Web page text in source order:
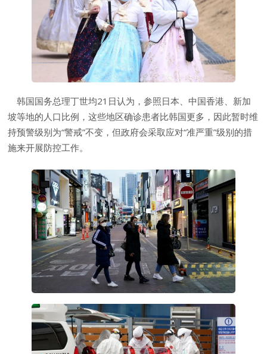
韩国国务总理丁世均21日认为，参照日本、中国香港、新加
坡等地的人口比例，这些地区确诊患者比韩国更多，因此暂时维
持预警级别为“警戒”不变，但政府会采取应对“准严重”级别的措
施来开展防控工作。